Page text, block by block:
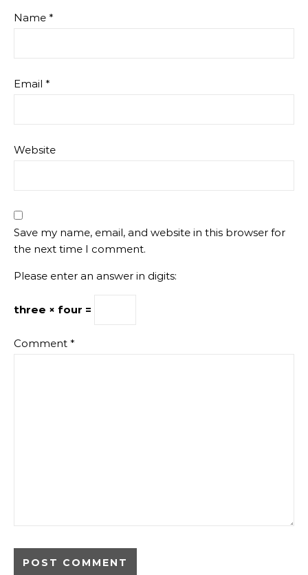
Name *
Email *
Website
Save my name, email, and website in this browser for
the next time I comment.
Please enter an answer in digits:
three × four =
Comment *